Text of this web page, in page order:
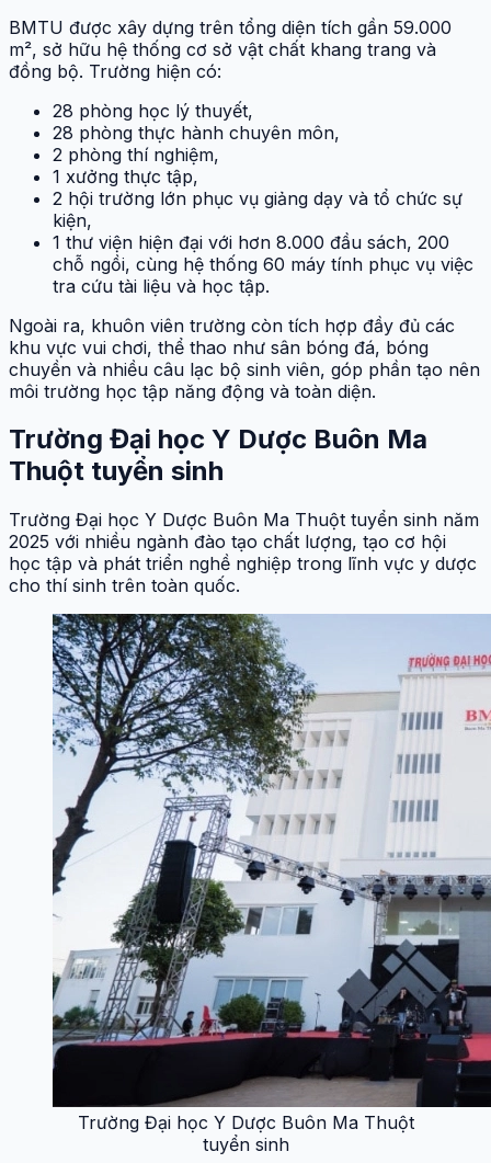
BMTU được xây dựng trên tổng diện tích gần 59.000
m², sở hữu hệ thống cơ sở vật chất khang trang và
đồng bộ. Trường hiện có:
28 phòng học lý thuyết,
28 phòng thực hành chuyên môn,
2 phòng thí nghiệm,
1 xưởng thực tập,
2 hội trường lớn phục vụ giảng dạy và tổ chức sự
kiện,
1 thư viện hiện đại với hơn 8.000 đầu sách, 200
chỗ ngồi, cùng hệ thống 60 máy tính phục vụ việc
tra cứu tài liệu và học tập.
Ngoài ra, khuôn viên trường còn tích hợp đầy đủ các
khu vực vui chơi, thể thao như sân bóng đá, bóng
chuyền và nhiều câu lạc bộ sinh viên, góp phần tạo nên
môi trường học tập năng động và toàn diện.
Trường Đại học Y Dược Buôn Ma
Thuột tuyển sinh
Trường Đại học Y Dược Buôn Ma Thuột tuyển sinh năm
2025 với nhiều ngành đào tạo chất lượng, tạo cơ hội
học tập và phát triển nghề nghiệp trong lĩnh vực y dược
cho thí sinh trên toàn quốc.
Trường Đại học Y Dược Buôn Ma Thuột
tuyển sinh